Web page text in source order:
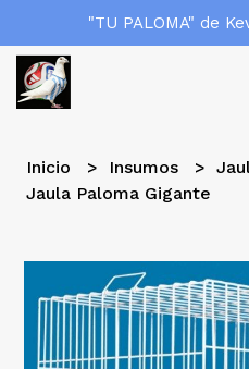
"TU PALOMA" de
Inicio Insumos
Jaula Paloma Gigante